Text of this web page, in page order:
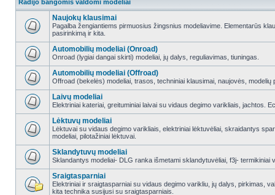
Radijo bangomis valdomi modeliai
Naujokų klausimai
Pagalba žengiantiems pirmuosius žingsnius modeliavime. Elementarūs
pasirinkimą ir kita.
Automobilių modeliai (Onroad)
Onroad (lygiai dangai skirti) modeliai, jų dalys, reguliavimas, tiuningas.
Automobilių modeliai (Offroad)
Offroad (bekelės) modeliai, trasos, techniniai klausimai, naujovės, modelių
Laivų modeliai
Elektriniai kateriai, greituminiai laivai su vidaus degimo varikliais, jachtos.
Lėktuvų modeliai
Lėktuvai su vidaus degimo varikliais, elektriniai lėktuvėliai, skraidantys
modeliai, pilotažiniai lėktuvai.
Sklandytuvų modeliai
Sklandantys modeliai- DLG ranka išmetami sklandytuvėliai, f3j-
Sraigtasparniai
Elektriniai ir sraigtasparniai su vidaus degimo varikliu, jų dalys, pirkimas,
kita technika susijusi su sraigtasparniais.